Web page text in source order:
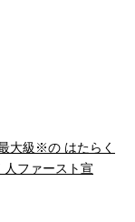
大級※の はたらく
人ファースト宣